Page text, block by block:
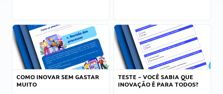
COMO INOVAR SEM GASTAR
MUITO
TESTE – VOCÊ SABIA QUE
INOVAÇÃO É PARA TODOS?